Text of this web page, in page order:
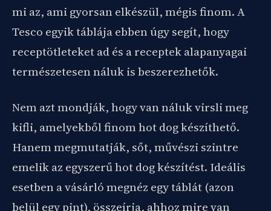
mi az, ami gyorsan elkészül, mégis finom. A
Tesco egyik táblája ebben úgy segít, hogy
receptötleteket ad és a receptek alapanyagai
természetesen náluk is beszerezhetők.
Nem azt mondják, hogy van náluk virsli meg
kifli, amelyekből finom hot dog készíthető.
Hanem megmutatják, sőt, művészi szintre
emelik az egyszerű hot dog készítést. Ideális
esetben a vásárló megnéz egy táblát (azon
belül egy pint), összeírja, ahhoz mire van